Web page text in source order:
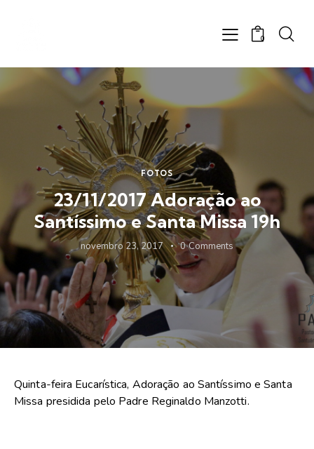
0
FOTOS
23/11/2017 Adoração ao
Santíssimo e Santa Missa 19h
novembro 23, 2017 0 Comments
Quinta-feira Eucarística, Adoração ao Santíssimo e Santa
Missa presidida pelo Padre Reginaldo Manzotti.